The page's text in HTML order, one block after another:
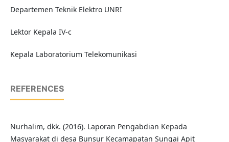
Departemen Teknik Elektro UNRI
Lektor Kepala IV-c
Kepala Laboratorium Telekomunikasi
REFERENCES
Nurhalim, dkk. (2016). Laporan Pengabdian Kepada
Masyarakat di desa Bunsur Kecamapatan Sungai Apit